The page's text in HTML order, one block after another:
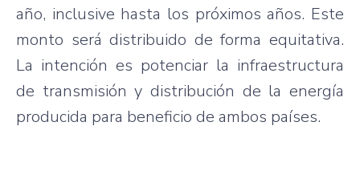
año, inclusive hasta los próximos años. Este
monto será distribuido de forma equitativa.
La intención es potenciar la infraestructura
de transmisión y distribución de la energía
producida para beneficio de ambos países.